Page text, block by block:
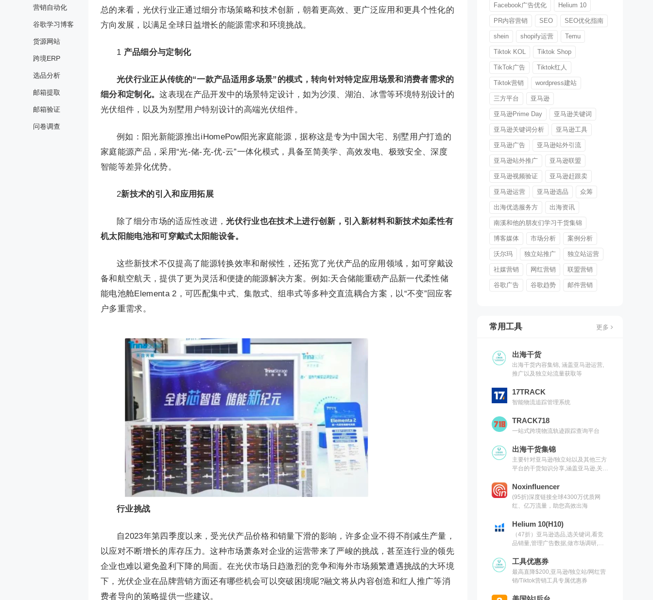
营销自动化
谷歌学习博客
货源网站
跨境ERP
选品分析
邮箱提取
邮箱验证
问卷调查
总的来看，光伏行业正通过细分市场策略和技术创新，朝着更高效、更广泛应用和更具个性化的
方向发展，以满足全球日益增长的能源需求和环境挑战。
1 产品细分与定制化
光伏行业正从传统的“一款产品适用多场景”的模式，转向针对特定应用场景和消费者需求的
细分和定制化。这表现在产品开发中的场景特定设计，如为沙漠、湖泊、冰雪等环境特别设计的
光伏组件，以及为别墅用户特别设计的高端光伏组件。
例如：阳光新能源推出iHomePow阳光家庭能源，据称这是专为中国大宅、别墅用户打造的
家庭能源产品，采用“光-储-充-优-云”一体化模式，具备至简美学、高效发电、极致安全、深度
智能等差异化优势。
2新技术的引入和应用拓展
除了细分市场的适应性改进，光伏行业也在技术上进行创新，引入新材料和新技术如柔性有
机太阳能电池和可穿戴式太阳能设备。
这些新技术不仅提高了能源转换效率和耐候性，还拓宽了光伏产品的应用领域，如可穿戴设
备和航空航天，提供了更为灵活和便捷的能源解决方案。例如:天合储能重磅产品新一代柔性储
能电池舱Elementa 2，可匹配集中式、集散式、组串式等多种交直流耦合方案，以“不变”回应客
户多重需求。
行业挑战
自2023年第四季度以来，受光伏产品价格和销量下滑的影响，许多企业不得不削减生产量，
以应对不断增长的库存压力。这种市场萧条对企业的运营带来了严峻的挑战，甚至连行业的领先
企业也难以避免盈利下降的局面。在光伏市场日趋激烈的竞争和海外市场频繁遭遇挑战的大环境
下，光伏企业在品牌营销方面还有哪些机会可以突破困境呢?融文将从内容创造和红人推广等消
费者导向的策略提供一些建议。
Facebook广告优化 Helium 10
PR内容营销 SEO SEO优化指南
shein shopify运营 Temu
Tiktok KOL Tiktok Shop
TikTok广告 Tiktok红人
Tiktok营销 wordpress建站
三方平台 亚马逊
亚马逊Prime Day 亚马逊关键词
亚马逊关键词分析 亚马逊工具
亚马逊广告 亚马逊站外引流
亚马逊站外推广 亚马逊联盟
亚马逊视频验证 亚马逊赶跟卖
亚马逊运营 亚马逊选品 众筹
出海优选服务方 出海资讯
南溪和他的朋友们学习干货集锦
博客媒体 市场分析 案例分析
沃尔玛 独立站推广 独立站运营
社媒营销 网红营销 联盟营销
谷歌广告 谷歌趋势 邮件营销
常用工具 更多
出海干货
出海干货内容集锦, 涵盖亚马逊运营,
推广以及独立站流量获取等
17TRACK
智能物流追踪管理系统
TRACK718
一站式跨境物流轨迹跟踪查询平台
出海干货集锦
主要针对亚马逊/独立站以及其他三方
平台的干货知识分享,涵盖亚马逊,关键
具以及出海干货集锦,欢迎关注
Noxinfluencer
(95折)深度链接全球4300万优质网
红、亿万流量，助您高效出海
Helium 10(H10)
（47折）亚马逊选品,选关键词,看竞
品销量,管理广告数据,做市场调研,有
工具优惠券
最高直降$200,亚马逊/独立站/网红营
销/Tiktok营销工具专属优惠券